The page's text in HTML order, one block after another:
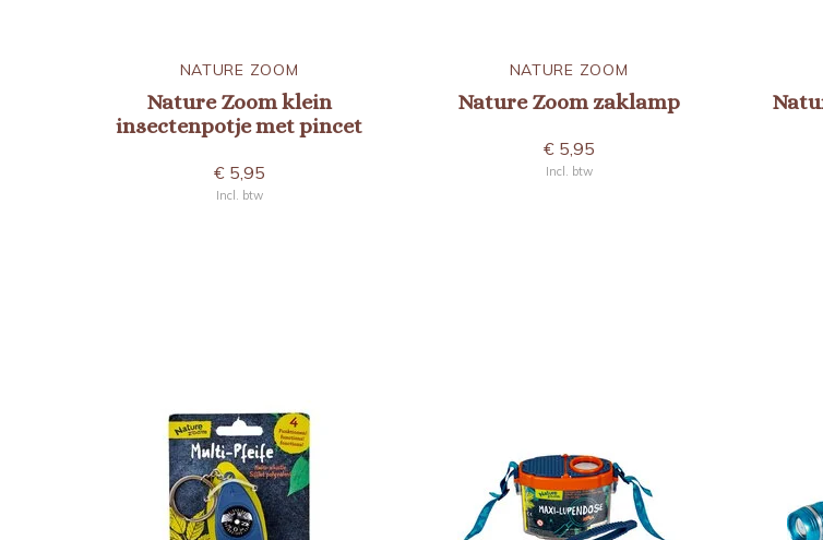
NATURE ZOOM
Nature Zoom klein
insectenpotje met pincet
€ 5,95
Incl. btw
NATURE ZOOM
Nature Zoom zaklamp
€ 5,95
Incl. btw